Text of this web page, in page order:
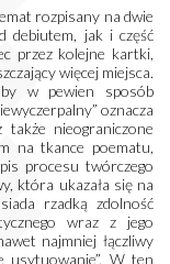
rozpisany na dwie
debiutem, jak i część
przez kolejne kartki,
więcej miejsca.
w pewien sposób
oznacza
także nieograniczone
na tkance poematu,
procesu twórczego
która ukazała się na
rzadką zdolność
wraz z jego
najmniej łączliwy
usytuowanie”. W ten